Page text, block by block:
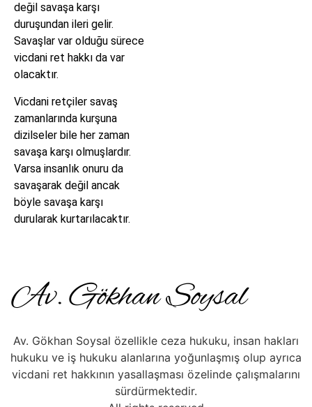
değil savaşa karşı
duruşundan ileri gelir.
Savaşlar var olduğu sürece
vicdani ret hakkı da var
olacaktır.
Vicdani retçiler savaş
zamanlarında kurşuna
dizilseler bile her zaman
savaşa karşı olmuşlardır.
Varsa insanlık onuru da
savaşarak değil ancak
böyle savaşa karşı
durularak kurtarılacaktır.
Av. Gökhan Soysal özellikle ceza hukuku, insan hakları
hukuku ve iş hukuku alanlarına yoğunlaşmış olup ayrıca
vicdani ret hakkının yasallaşması özelinde çalışmalarını
sürdürmektedir.